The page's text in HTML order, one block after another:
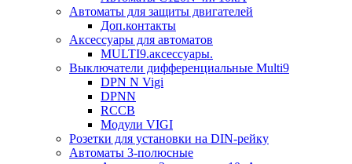
Автоматы для защиты двигателей
Доп.контакты
Аксессуары для автоматов
MULTI9.аксессуары.
Выключатели дифференциальные Multi9
DPN N Vigi
DPNN
RCCB
Модули VIGI
Розетки для установки на DIN-рейку
Автоматы 3-полюсные